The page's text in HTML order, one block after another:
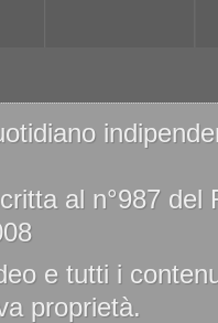
al n°987
e tutti i
proprietà.